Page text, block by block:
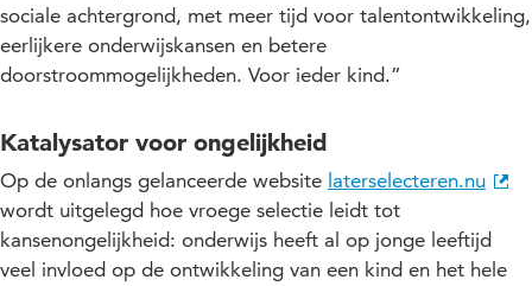
sociale achtergrond, met meer tijd voor talentontwikkeling,
eerlijkere onderwijskansen en betere
doorstroommogelijkheden. Voor ieder kind.”
Katalysator voor ongelijkheid
Op de onlangs gelanceerde website laterselecteren.nu
wordt uitgelegd hoe vroege selectie leidt tot
kansenongelijkheid: onderwijs heeft al op jonge leeftijd
veel invloed op de ontwikkeling van een kind en het hele